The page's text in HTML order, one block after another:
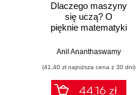
Dlaczego maszyny
się uczą? O
pięknie matematyki
współczesnej
inteligencji
Anil Ananthaswamy
(41,40 zł najniższa cena z 30 dni)
44.16 zł